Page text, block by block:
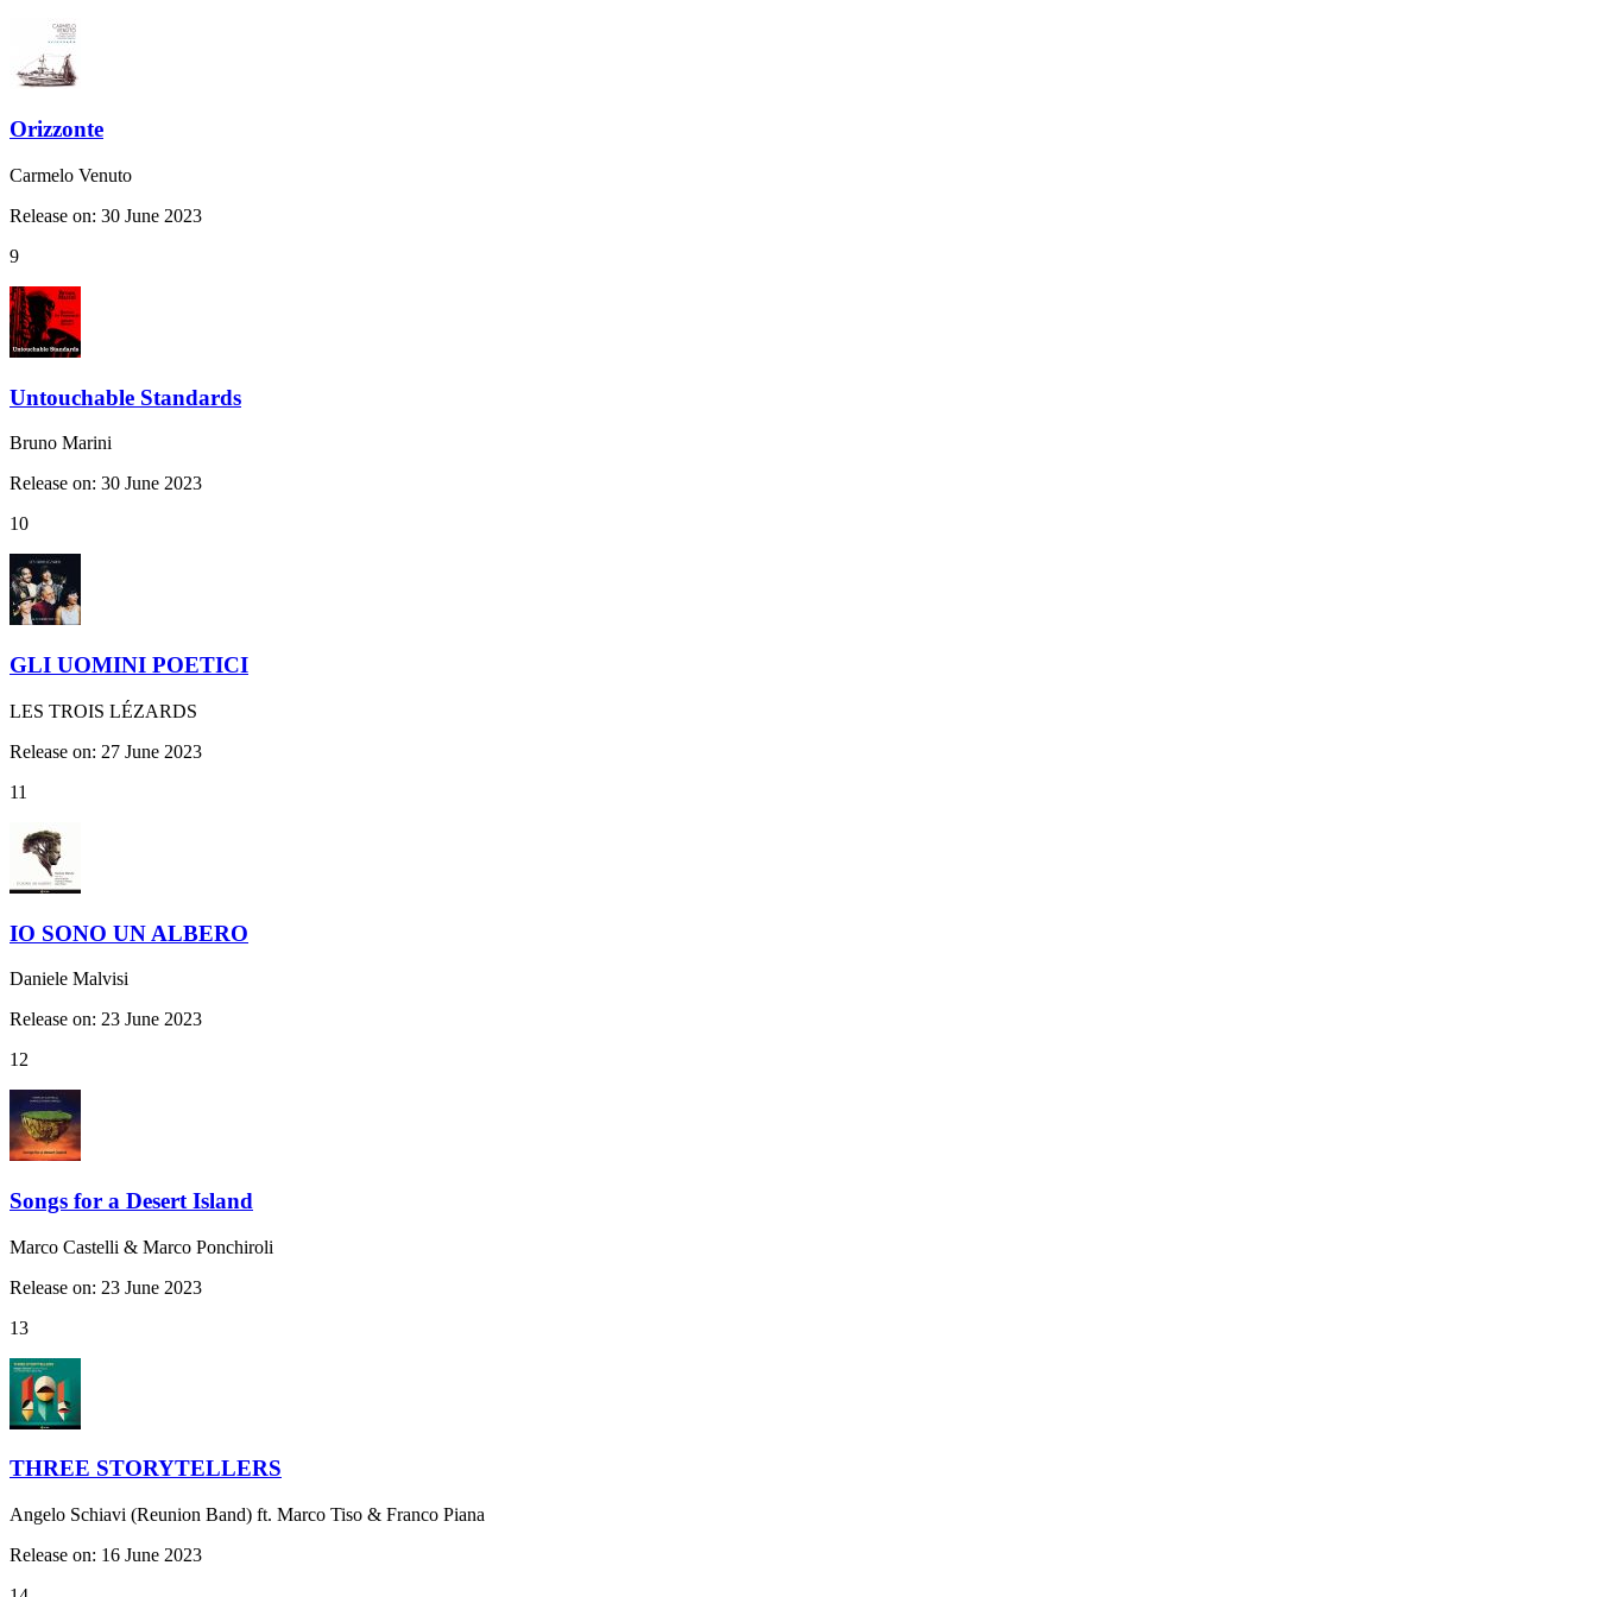
Orizzonte
Carmelo Venuto
Release on: 30 June 2023
9
Untouchable Standards
Bruno Marini
Release on: 30 June 2023
10
GLI UOMINI POETICI
LES TROIS LÉZARDS
Release on: 27 June 2023
11
IO SONO UN ALBERO
Daniele Malvisi
Release on: 23 June 2023
12
Songs for a Desert Island
Marco Castelli & Marco Ponchiroli
Release on: 23 June 2023
13
THREE STORYTELLERS
Angelo Schiavi (Reunion Band) ft. Marco Tiso & Franco Piana
Release on: 16 June 2023